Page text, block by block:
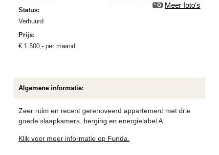
Meer foto's
Status:
verhuurd
Prijs:
€ 1.500 ,- per maand
Algemene informatie:
Zeer ruim en recent gerenoveerd appartement met drie
goede slaapkamers, berging en energielabel A.
Klik voor meer informatie op Funda.